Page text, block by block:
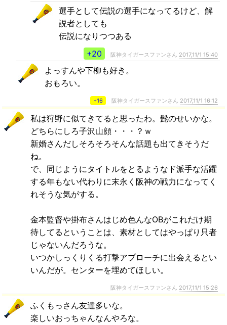
選手として伝説の選手になってるけど、解
説者としても
伝説になりつつある
+20
阪神タイガースファンさん 2017,11/1 15:40
よっすんや下柳も好き。
おもろい。
+16 阪神タイガースファンさん 2017,11/1 16:12
私は狩野に似てきてると思ったわ。髭のせいかな。
どちらにしろ子沢山顔・・・？ｗ
新婚さんだしそろそろそんな話題も出てきそうだ
ね。
で、同じようにタイトルをとるようなド派手な活躍
する年もない代わりに末永く阪神の戦力になってく
れそうな気がする。
金本監督や掛布さんはじめ色んなOBがこれだけ期
待してるということは、素材としてはやっぱり只者
じゃないんだろうな。
いつかしっくりくる打撃アプローチに出会えるとい
いんだが。センターを埋めてほしい。
阪神タイガースファンさん 2017,11/1 15:26
ふくもっさん友達多いな。
楽しいおっちゃんなんやろな。